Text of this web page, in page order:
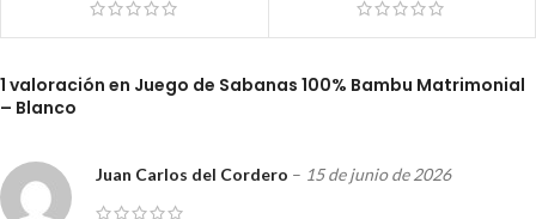
1 valoración en Juego de Sabanas 100% Bambu Matrimonial
– Blanco
Juan Carlos del Cordero – 15 de junio de 2026